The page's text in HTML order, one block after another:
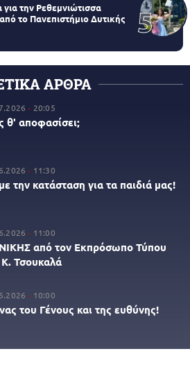
την Ρεθεμνιώτισσα
το Πανεπιστήμιο Δυτικής
ΑΡΘΡΑ
20:05
θ' αποφασίσει;
11:30
την κατάσταση για τα παιδιά μας!
11:00
από τον Εκπρόσωπο Τύπου
Τσουκαλά
10:00
του Γένους και της ευθύνης!